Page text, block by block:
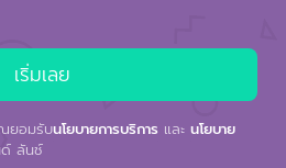
ยอมรับนโยบายการบริการ และ นโยบาย
ลันช์